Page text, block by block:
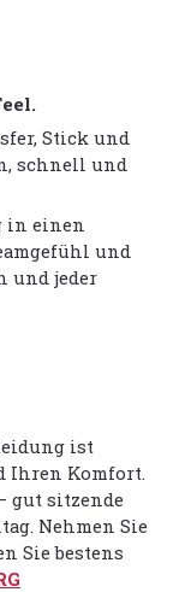
Stick und
schnell und
in einen
und
und jeder
ist
Ihren Komfort.
gut sitzende
Nehmen Sie
Sie bestens